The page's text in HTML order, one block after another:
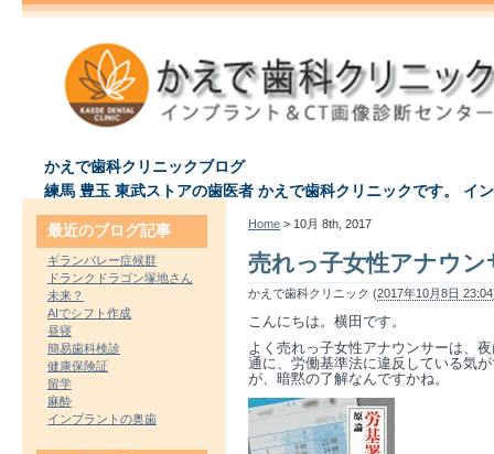
かえで歯科クリニックブログ
練馬 豊玉 東武ストアの歯医者 かえで歯科クリニックです。 イ
Home > 10月 8th, 2017
売れっ子女性アナウン
かえで歯科クリニック (2017年10月8日 23:04
こんにちは。横田です。
よく売れっ子女性アナウンサーは、
通に、労働基準法に違反している気
が、暗黙の了解なんですかね。
最近のブログ記事
ギランバレー症候群
ドランクドラゴン塚地さん
未来？
AIでシフト作成
昼寝
簡易歯科検診
健康保険証
留学
麻酔
インプラントの奥歯